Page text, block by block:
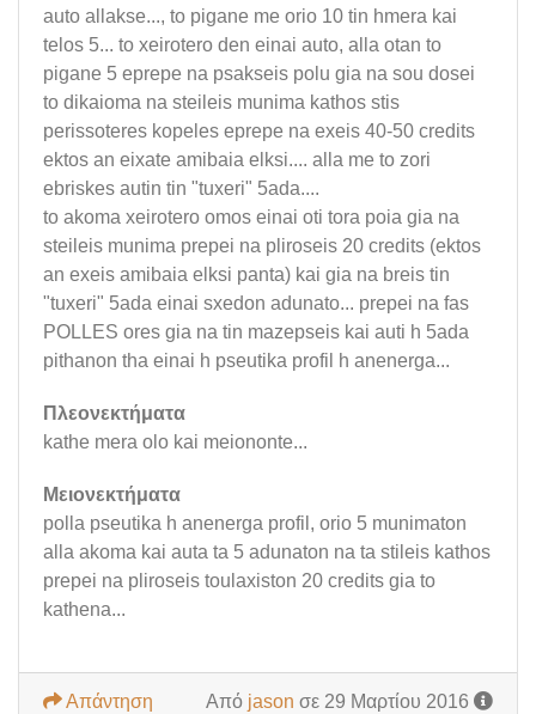
auto allakse..., to pigane me orio 10 tin hmera kai
telos 5... to xeirotero den einai auto, alla otan to
pigane 5 eprepe na psakseis polu gia na sou dosei
to dikaioma na steileis munima kathos stis
perissoteres kopeles eprepe na exeis 40-50 credits
ektos an eixate amibaia elksi.... alla me to zori
ebriskes autin tin "tuxeri" 5ada....
to akoma xeirotero omos einai oti tora poia gia na
steileis munima prepei na pliroseis 20 credits (ektos
an exeis amibaia elksi panta) kai gia na breis tin
"tuxeri" 5ada einai sxedon adunato... prepei na fas
POLLES ores gia na tin mazepseis kai auti h 5ada
pithanon tha einai h pseutika profil h anenerga...
Πλεονεκτήματα
kathe mera olo kai meiononte...
Μειονεκτήματα
polla pseutika h anenerga profil, orio 5 munimaton
alla akoma kai auta ta 5 adunaton na ta stileis kathos
prepei na pliroseis toulaxiston 20 credits gia to
kathena...
Από jason σε 29 Μαρτίου 2016
Απάντηση